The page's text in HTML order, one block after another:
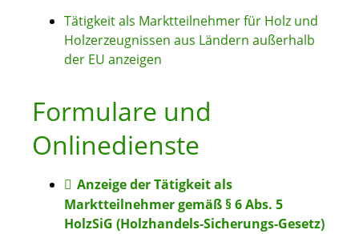
Tätigkeit als Marktteilnehmer für Holz und
Holzerzeugnissen aus Ländern außerhalb
der EU anzeigen
Formulare und
Onlinedienste
Anzeige der Tätigkeit als
Marktteilnehmer gemäß § 6 Abs. 5
HolzSiG (Holzhandels-Sicherungs-Gesetz)